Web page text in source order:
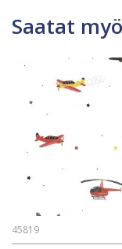
Saatat
45819